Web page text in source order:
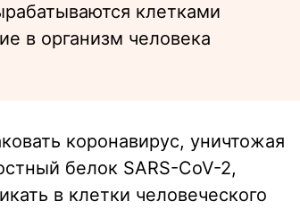
клетками
в организм человека
коронавирус, уничтожая
белок SARS-CoV-2,
в клетки человеческого